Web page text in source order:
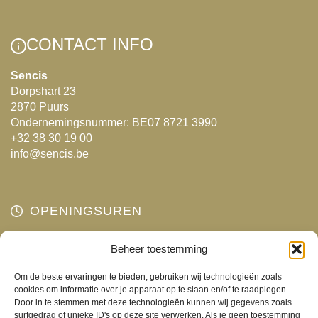
Beheer toestemming
Om de beste ervaringen te bieden, gebruiken wij technologieën zoals
cookies om informatie over je apparaat op te slaan en/of te raadplegen.
Door in te stemmen met deze technologieën kunnen wij gegevens zoals
surfgedrag of unieke ID's op deze site verwerken. Als je geen toestemming
CONTACT INFO
Sencis
Dorpshart 23
2870 Puurs
Ondernemingsnummer: BE07 8721 3990
+32 38 30 19 00
info@sencis.be
OPENINGSUREN
Gesloten
Woensdag
10:00 - 18:00
Donderdag
10:00 - 18:00